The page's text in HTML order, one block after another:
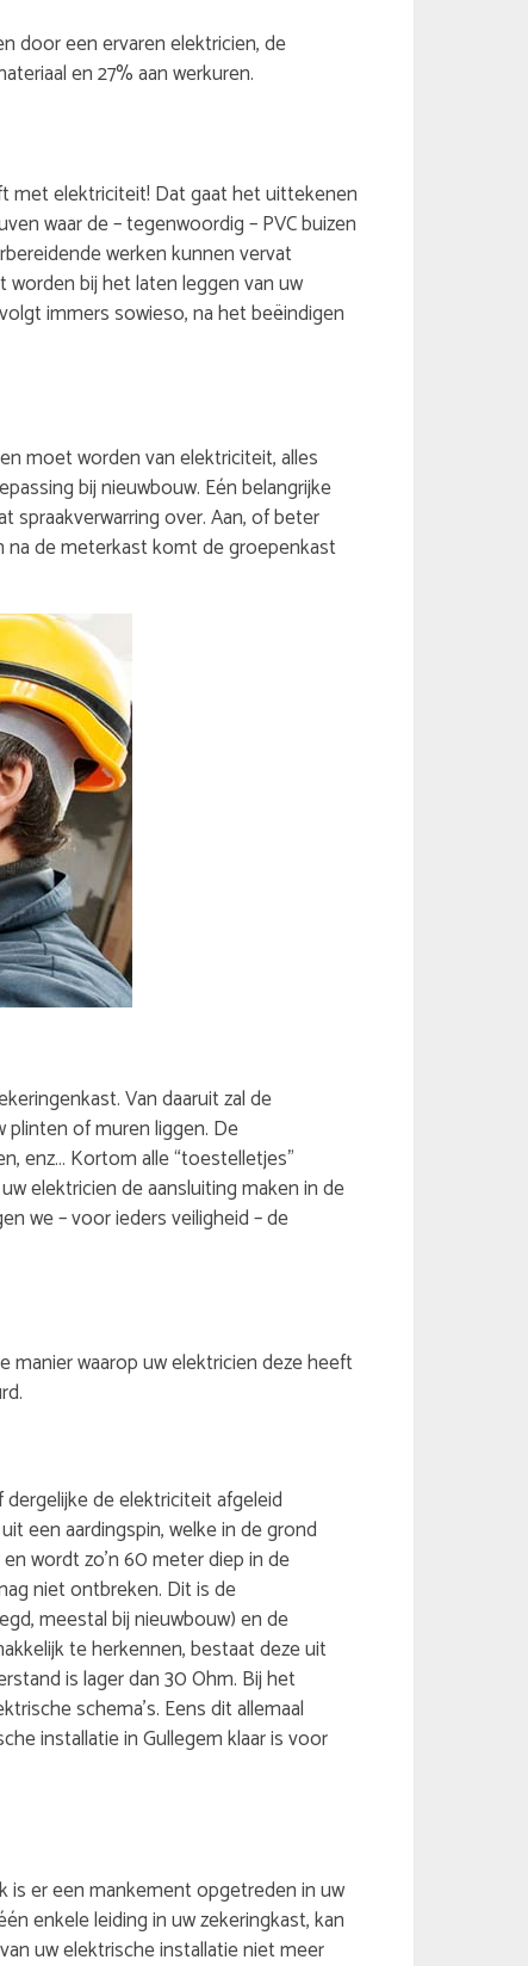
door een ervaren elektricien, de
en 27% aan werkuren.
met elektriciteit! Dat gaat het uittekenen
waar de – tegenwoordig – PVC buizen
werken kunnen vervat
bij het laten leggen van uw
immers sowieso, na het beëindigen
moet worden van elektriciteit, alles
bij nieuwbouw. Eén belangrijke
spraakverwarring over. Aan, of beter
na de meterkast komt de groepenkast
Van daaruit zal de
plinten of muren liggen. De
enz… Kortom alle “toestelletjes”
elektricien de aansluiting maken in de
we – voor ieders veiligheid – de
manier waarop uw elektricien deze heeft
de elektriciteit afgeleid
een aardingspin, welke in de grond
wordt zo’n 60 meter diep in de
niet ontbreken. Dit is de
meestal bij nieuwbouw) en de
te herkennen, bestaat deze uit
is lager dan 30 Ohm. Bij het
schema’s. Eens dit allemaal
installatie in Gullegem klaar is voor
is er een mankement opgetreden in uw
enkele leiding in uw zekeringkast, kan
uw elektrische installatie niet meer